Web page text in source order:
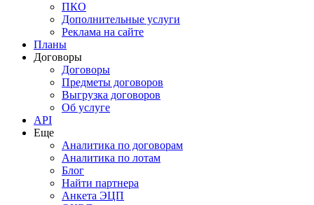
ПКО
Дополнительные услуги
Реклама на сайте
Планы
Договоры
Договоры
Предметы договоров
Выгрузка договоров
Об услуге
API
Еще
Аналитика по договорам
Аналитика по лотам
Блог
Найти партнера
Анкета ЭЦП